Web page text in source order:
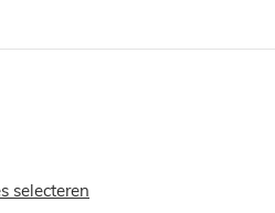
selecteren